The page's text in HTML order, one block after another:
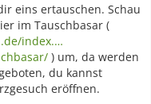
eins ertauschen. Schau
im Tauschbasar (
index.…
) um, da werden
du kannst
eröffnen.